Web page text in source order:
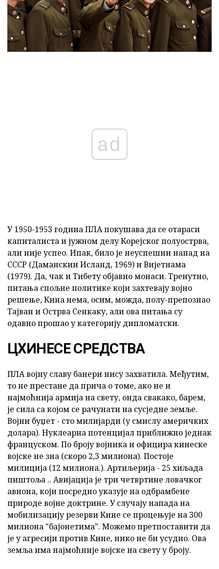
ad
У 1950-1953 година ПЛА покушава да се отараси
капиталиста и јужном делу Корејског полуострва,
али није успео. Ипак, било је неуспешни напад на
СССР (Даманскии Исланд, 1969) и Вијетнама
(1979). Да, чак и Тибету објавио монаси. Тренутно,
питања спољне политике који захтевају војно
решење, Кина нема, осим, можда, полу-препознао
Тајван и Острва Сенкаку, али ова питања су
одавно прошао у категорију дипломатски.
ЦХИНЕСЕ СРЕДСТВА
ПЛА војну славу банери нису захватила. Међутим,
то не престане да прича о томе, ако не и
најмоћнија армија на свету, онда свакако, барем,
је сила са којом се рачунати на сусједне земље.
Војни буџет - сто милијарди (у смислу америчких
долара). Нуклеарна потенцијал приближно једнак
француском. По броју војника и официра кинеске
војске не зна (скоро 2,3 милиона). Постоје
милиција (12 милиона.). Артиљерија - 25 хиљада
пиштоља .. Авијација је три четвртине ловачког
авиона, који посредно указује на одбрамбене
природе војне доктрине. У случају напада на
мобилизацију резерви Кине се процењује на 300
милиона "бајонетима". Можемо претпоставити да
је у агресији против Кине, нико не би усудио. Ова
земља има најмоћније војске на свету у броју.